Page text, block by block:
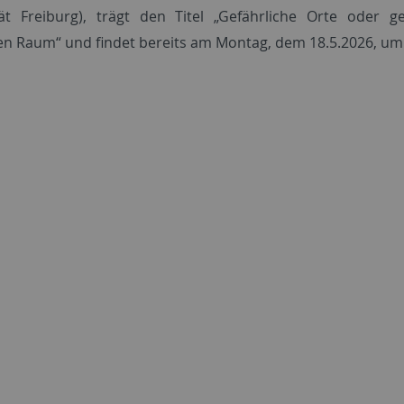
Freiburg), trägt den Titel „Gefährliche Orte oder
Raum“ und findet bereits am Montag, dem 18.5.2026,